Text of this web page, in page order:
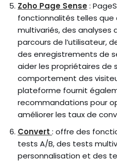
Zoho Page Sense:
fonctionnalités telles
multivariés, des analyses
parcours de l’utilisateur,
des enregistrements de
aider les propriétaires de
comportement des
plateforme fournit
recommandations pour
améliorer les taux de
Convert : offre des
tests A/B, des tests
personnalisation et des